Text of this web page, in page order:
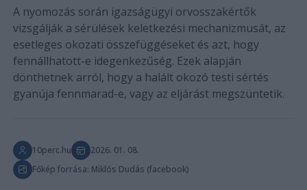
A nyomozás során igazságügyi orvosszakértők
vizsgálják a sérülések keletkezési mechanizmusát, az
esetleges okozati összefüggéseket és azt, hogy
fennállhatott-e idegenkezűség. Ezek alapján
dönthetnek arról, hogy a halált okozó testi sértés
gyanúja fennmarad-e, vagy az eljárást megszüntetik.
10perc.hu
2026. 01. 08.
Főkép forrása: Miklós Dudás (facebook)